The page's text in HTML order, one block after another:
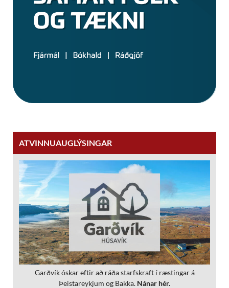
ATVINNUAUGLÝSINGAR
Garðvík óskar eftir að ráða starfskraft í ræstingar á
Þeistareykjum og Bakka. Nánar hér.